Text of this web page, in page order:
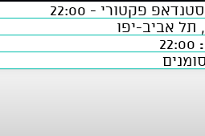
פקטורי - 22:00
תל אביב-יפו